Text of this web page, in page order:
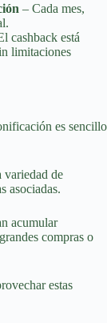
– Cada mes,
cashback está
limitaciones
es sencillo
variedad de
asociadas.
acumular
compras o
estas